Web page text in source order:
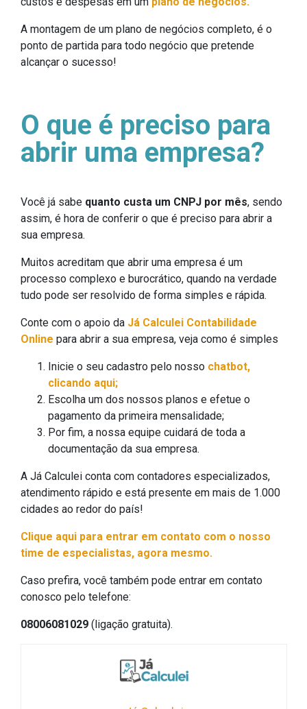
A montagem de um plano de negócios completo, é o
ponto de partida para todo negócio que pretende
alcançar o sucesso!
O que é preciso para
abrir uma empresa?
Você já sabe quanto custa um CNPJ por mês, sendo
assim, é hora de conferir o que é preciso para abrir a
sua empresa.
Muitos acreditam que abrir uma empresa é um
processo complexo e burocrático, quando na verdade
tudo pode ser resolvido de forma simples e rápida.
Conte com o apoio da Já Calculei Contabilidade
Online para abrir a sua empresa, veja como é simples
Inicie o seu cadastro pelo nosso chatbot,
clicando aqui;
Escolha um dos nossos planos e efetue o
pagamento da primeira mensalidade;
Por fim, a nossa equipe cuidará de toda a
documentação da sua empresa.
A Já Calculei conta com contadores especializados,
atendimento rápido e está presente em mais de 1.000
cidades ao redor do país!
Clique aqui para entrar em contato com o nosso
time de especialistas, agora mesmo.
Caso prefira, você também pode entrar em contato
conosco pelo telefone:
08006081029 (ligação gratuita).